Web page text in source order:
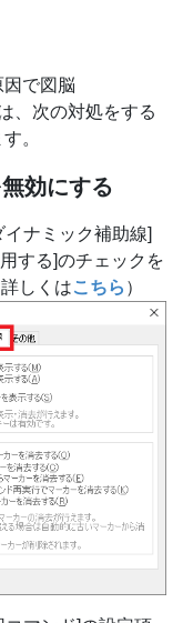
で図脳
、次の対処をする
。
効にする
ナミック補助線]
する]のチェックを
詳しくはこちら ）